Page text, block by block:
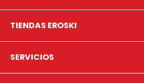
TIENDAS EROSKI
SERVICIOS